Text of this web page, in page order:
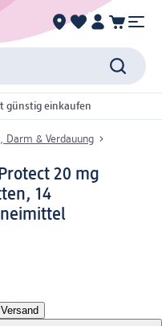
günstig einkaufen
Darm & Verdauung
20 mg
14
Versand